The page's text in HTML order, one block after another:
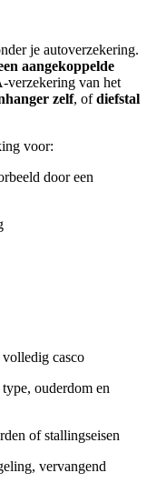
je autoverzekering.
aangekoppelde
verzekering van het
zelf, ofdiefstal
voor:
door een
casco
ouderdom en
of stallingseisen
vervangend